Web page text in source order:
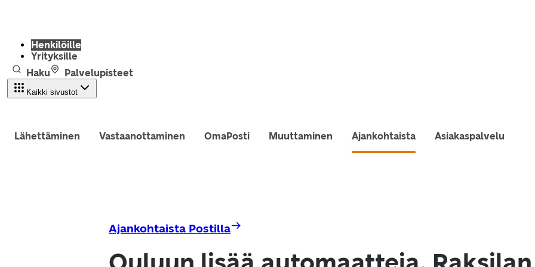
Henkilöille
Yrityksille
Haku
Palvelupisteet
Kaikki sivustot
Lähettäminen Vastaanottaminen OmaPosti Muuttaminen Ajankohtaista Asiakaspalvelu
Ajankohtaista Postilla